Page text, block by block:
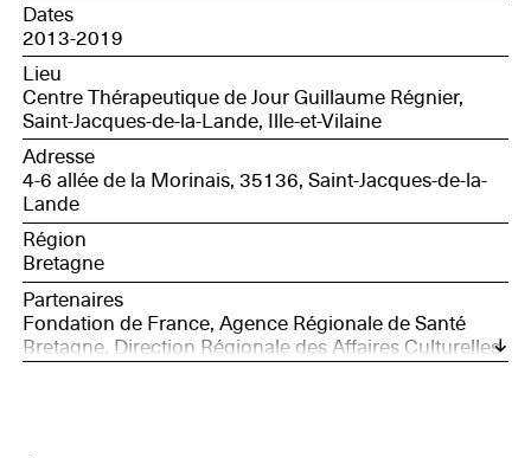
Dates
2013-2019
Lieu
Centre Thérapeutique de Jour Guillaume Régnier,
Saint-Jacques-de-la-Lande, Ille-et-Vilaine
Adresse
4-6 allée de la Morinais, 35136, Saint-Jacques-de-la-
Lande
Région
Bretagne
Partenaires
Fondation de France, Agence Régionale de Santé
Bretagne, Direction Régionale des Affaires Culturelles
de Bretagne, Ville de Saint-Jacques-de-la-Lande,